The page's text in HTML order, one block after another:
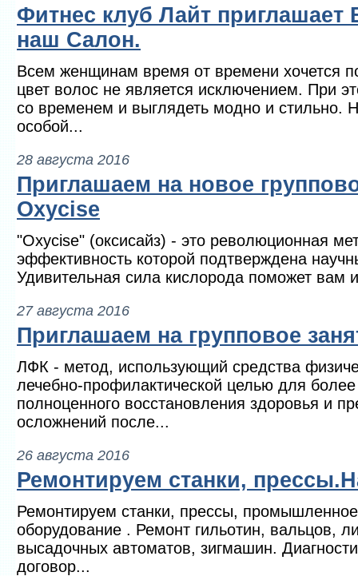
Фитнес клуб Лайт приглашает
наш Салон.
Всем женщинам время от времени хочется
цвет волос не является исключением. При
со временем и выглядеть модно и стильно.
особой...
28 августа 2016
Приглашаем на новое
Oxycise
"Oxycise" (оксисайз) - это революционная
эффективность которой подтверждена
Удивительная сила кислорода поможет вам
27 августа 2016
Приглашаем на групповое
ЛФК - метод, использующий средства
лечебно-профилактической целью для более
полноценного восстановления здоровья и
осложнений после...
26 августа 2016
Ремонтируем станки,
Ремонтируем станки, прессы,
оборудование . Ремонт гильотин, вальцов,
высадочных автоматов, зигмашин.
договор...